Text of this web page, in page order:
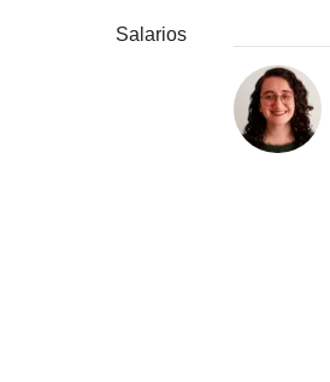
Salarios